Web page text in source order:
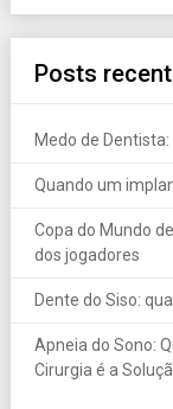
Posts
Medo de
Quando um
Copa do Mundo
dos jogadores
Dente do Siso:
Apneia do Sono:
Cirurgia é a